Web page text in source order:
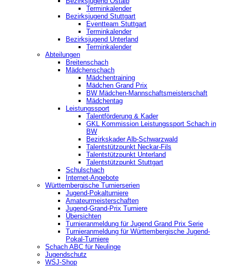
Terminkalender
Bezirksjugend Stuttgart
‎Eventteam Stuttgart
Terminkalender
Bezirksjugend Unterland
Terminkalender
Abteilungen
Breitenschach
Mädchenschach
Mädchentraining
Mädchen Grand Prix
BW Mädchen-Mannschaftsmeisterschaft
Mädchentag
Leistungssport
Talentförderung & Kader
GKL Kommission Leistungssport Schach in
BW
Bezirkskader Alb-Schwarzwald
Talentstützpunkt Neckar-Fils
Talentstützpunkt Unterland
Talentstützpunkt Stuttgart
Schulschach
Internet-Angebote
Württembergische Turnierserien
Jugend-Pokalturniere
Amateurmeisterschaften
Jugend-Grand-Prix Turniere
Übersichten
Turnieranmeldung für Jugend Grand Prix Serie
Turnieranmeldung für Württembergische Jugend-
Pokal-Turniere
Schach ABC für Neulinge
Jugendschutz
WSJ-Shop